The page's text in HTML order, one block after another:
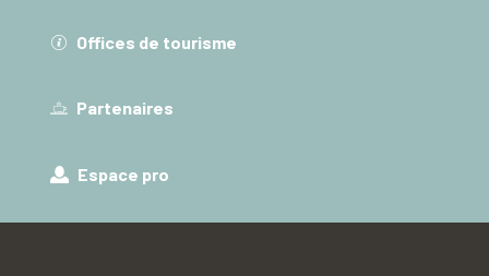
Offices de tourisme
Partenaires
Espace pro